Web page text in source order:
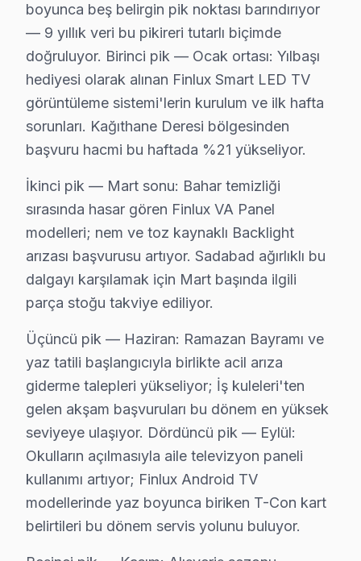
Hızlı müdahale garantimiz:
• Kağıthane'de sabah arayın, akşama servis
• Kağıthane'in tüm mahallelerine hızlı ulaşım
• Kağıthane'de mobil servis aracı ile yerinde müdahale
• Kağıthane'de acil durumlarda öncelikli randevu
• Kağıthane servisimizde 7/24 çağrı merkezi desteği
Kağıthane Finlux TV Uzmanı – 15 Yıllık
Kağıthane'da Finlux servis hizmetlerimiz, alanında
Teknisyen kadromuzun özellikleri:
• Kağıthane'de OLED, QLED ve Mini-LED panel
• Kağıthane'de Finlux yazılım ve firmware uzmanı
• Kağıthane servisimizde binlerce başarılı tamir
• Her teknisyen sigortalı ve kayıtlı
Kağıthane'da bu cihaz televizyonlarınızı emin ellere
Kağıthane Merkezli Finlux Hizmet Bölgesi
Geniş servis ağımızla Kağıthane ve çevre ilçelerde
Hizmet bölgelerimiz:
boyunca beş belirgin pik noktası barındırıyor
— 9 yıllık veri bu pikireri tutarlı biçimde
doğruluyor. Birinci pik — Ocak ortası: Yılbaşı
hediyesi olarak alınan Finlux Smart LED TV
görüntüleme sistemi'lerin kurulum ve ilk hafta
sorunları. Kağıthane Deresi bölgesinden
başvuru hacmi bu haftada %21 yükseliyor.
İkinci pik — Mart sonu: Bahar temizliği
sırasında hasar gören Finlux VA Panel
modelleri; nem ve toz kaynaklı Backlight
arızası başvurusu artıyor. Sadabad ağırlıklı bu
dalgayı karşılamak için Mart başında ilgili
parça stoğu takviye ediliyor.
Üçüncü pik — Haziran: Ramazan Bayramı ve
yaz tatili başlangıcıyla birlikte acil arıza
giderme talepleri yükseliyor; İş kuleleri'ten
gelen akşam başvuruları bu dönem en yüksek
seviyeye ulaşıyor. Dördüncü pik — Eylül:
Okulların açılmasıyla aile televizyon paneli
kullanımı artıyor; Finlux Android TV
modellerinde yaz boyunca biriken T-Con kart
belirtileri bu dönem servis yolunu buluyor.